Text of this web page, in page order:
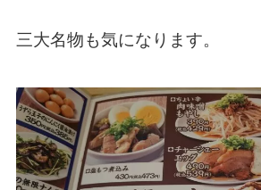
三大名物も気になります。